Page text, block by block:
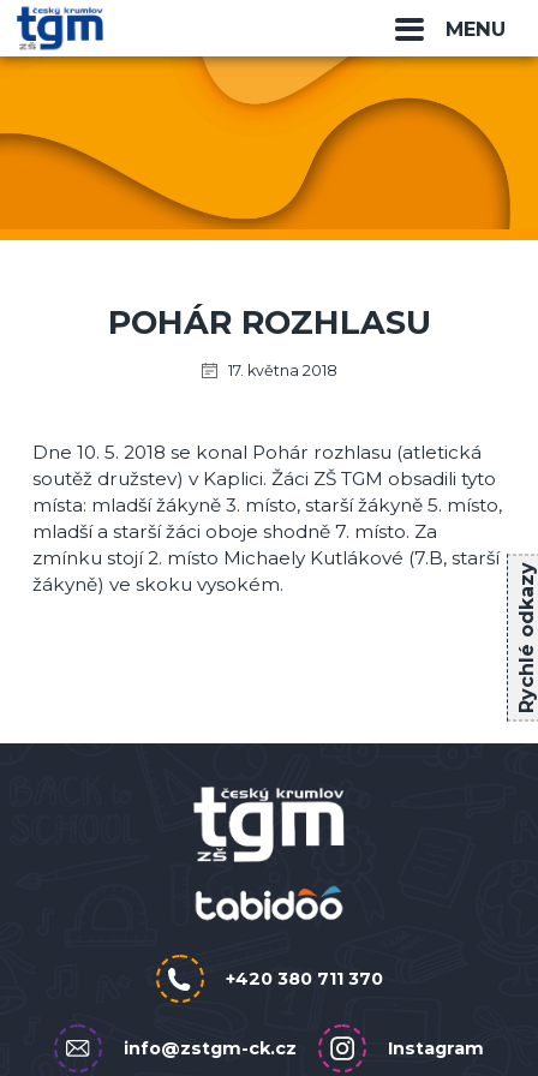
Rychlé odkazy
MENU
POHÁR ROZHLASU
17. května 2018
Dne 10. 5. 2018 se konal Pohár rozhlasu (atletická
soutěž družstev) v Kaplici. Žáci ZŠ TGM obsadili tyto
místa: mladší žákyně 3. místo, starší žákyně 5. místo,
mladší a starší žáci oboje shodně 7. místo. Za
zmínku stojí 2. místo Michaely Kutlákové (7.B, starší
žákyně) ve skoku vysokém.
+420 380 711 370
info@zstgm-ck.cz Instagram